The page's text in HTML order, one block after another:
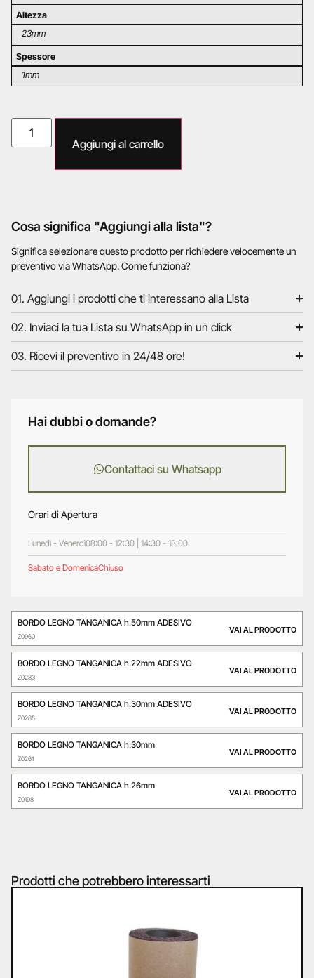
Altezza
23mm
Spessore
1mm
Aggiungi al carrello
Cosa significa "Aggiungi alla lista"?
Significa selezionare questo prodotto per richiedere velocemente un
preventivo via WhatsApp. Come funziona?
01. Aggiungi i prodotti che ti interessano alla Lista
02. Inviaci la tua Lista su WhatsApp in un click
03. Ricevi il preventivo in 24/48 ore!
Hai dubbi o domande?
Contattaci su Whatsapp
Orari di Apertura
Lunedì - Venerdì08:00 - 12:30 | 14:30 - 18:00
Sabato e DomenicaChiuso
BORDO LEGNO TANGANICA h.50mm ADESIVO
Z0960
VAI AL PRODOTTO
BORDO LEGNO TANGANICA h.22mm ADESIVO
Z0283
VAI AL PRODOTTO
BORDO LEGNO TANGANICA h.30mm ADESIVO
Z0285
VAI AL PRODOTTO
BORDO LEGNO TANGANICA h.30mm
Z0261
VAI AL PRODOTTO
BORDO LEGNO TANGANICA h.26mm
Z0198
VAI AL PRODOTTO
Prodotti che potrebbero interessarti